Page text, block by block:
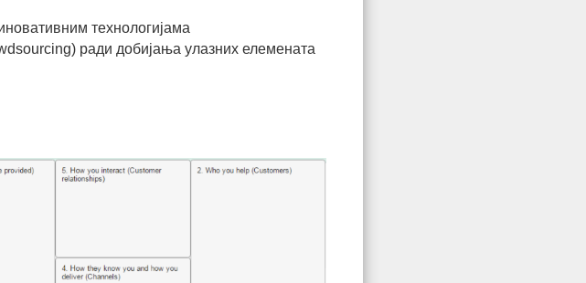
технологијама
ради добијања улазних елемената